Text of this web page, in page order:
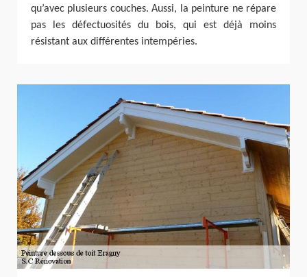
qu’avec plusieurs couches. Aussi, la peinture ne répare
pas les défectuosités du bois, qui est déjà moins
résistant aux différentes intempéries.